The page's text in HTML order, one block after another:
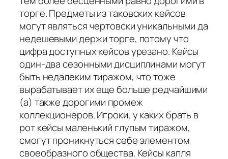
торге. Предметы из таковских кейсов
могут являться чертовски уникальными да
недешевыми держи торге, потому что
цифра доступных кейсов урезано. Кейсы
один-два сезонными дисциплинами могут
быть недалеким тиражом, что тоже
вырабатывает их еще больше редчайшими
(а) также дорогими промеж
коллекционеров. Игроки, у каких брать в
рот кейсы маленький глупым тиражом,
смогут проникнуться себе элементом
своеобразного общества. Кейсы капля